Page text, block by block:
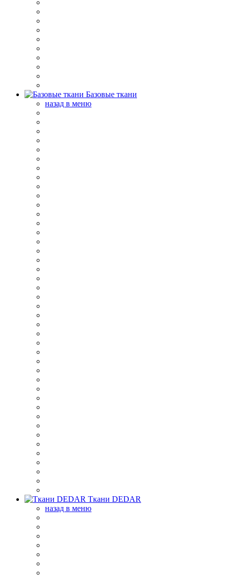
Базовые ткани
назад в меню
Ткани DEDAR
назад в меню